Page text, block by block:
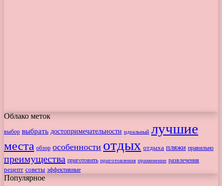
Облако меток
выбор выбрать достопримечательности идеальный лучшие
места обзор особенности отдых отдыха пляжи правильно
преимущества приготовить приготовления применение развлечения
рецепт советы эффективные
Популярное